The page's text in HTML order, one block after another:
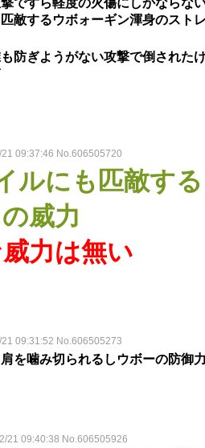
ですら軽度の火傷にしかならな
敵するウボォーギン渾身のスト
防ぎようがない攻撃で倒された
09:37:46 No.606505720
ルにも匹敵す
威力
力は無い
09:31:52 No.606505273
を噛み切られるしウボーの防御
21 09:40:38 No.606505926